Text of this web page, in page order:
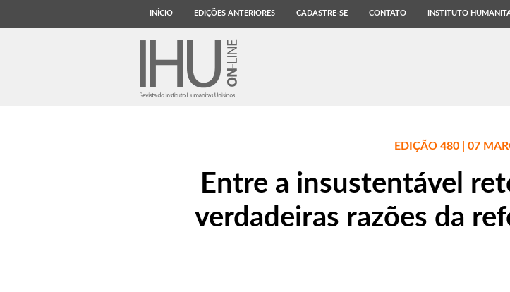
INÍCIO EDIÇÕES ANTERIORES CADASTRE-SE CONTATO INSTITUTO
EDIÇÃO 480 | 07
Entre a insustentável
verdadeiras razões da